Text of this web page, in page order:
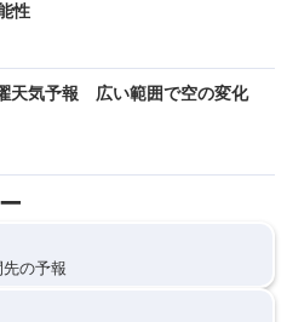
性
天気予報 広い範囲で空の変化
の予報